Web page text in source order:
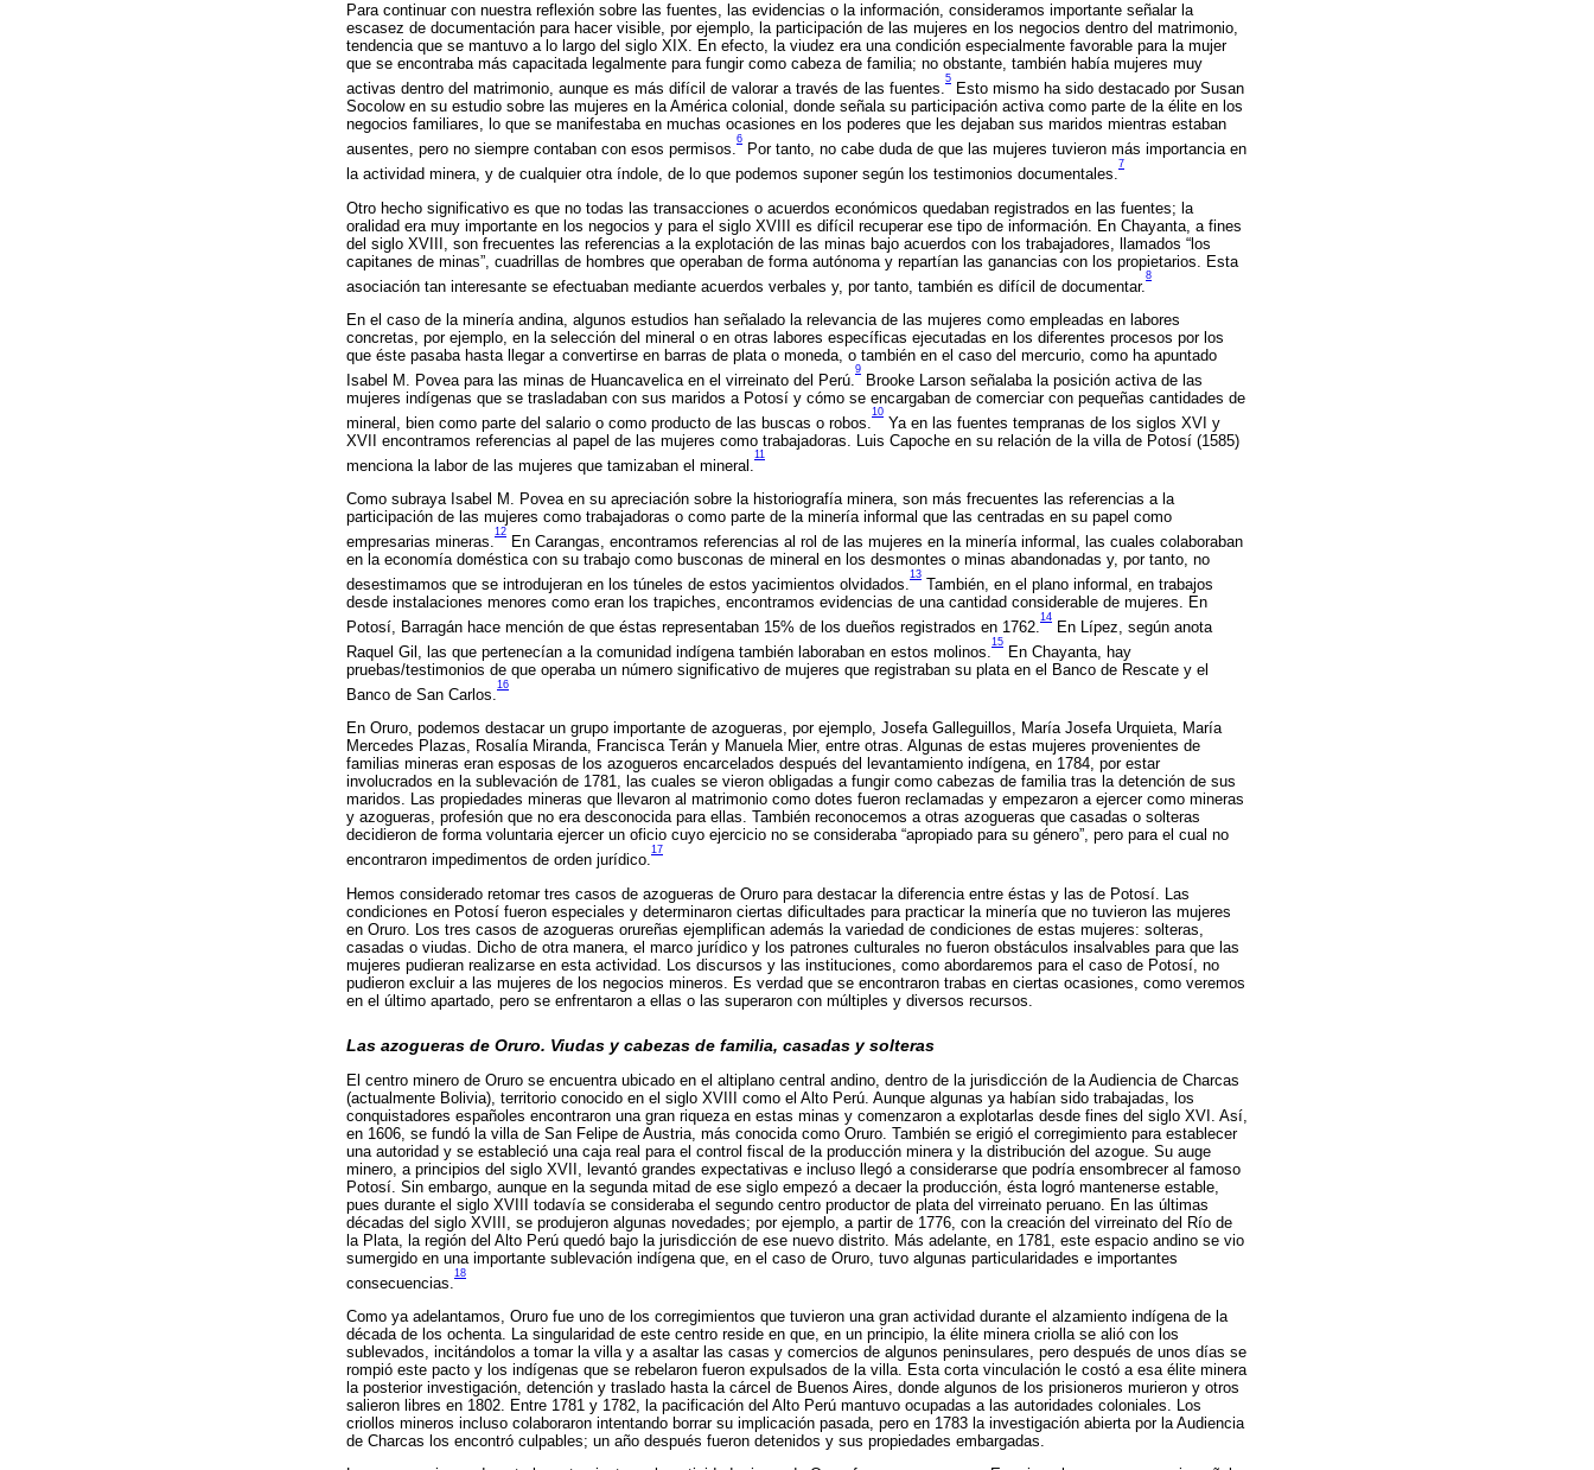
Para continuar con nuestra reflexión sobre las fuentes, las evidencias o la información, consideramos importante señalar la
escasez de documentación para hacer visible, por ejemplo, la participación de las mujeres en los negocios dentro del matrimonio,
tendencia que se mantuvo a lo largo del siglo XIX. En efecto, la viudez era una condición especialmente favorable para la mujer
que se encontraba más capacitada legalmente para fungir como cabeza de familia; no obstante, también había mujeres muy
activas dentro del matrimonio, aunque es más difícil de valorar a través de las fuentes.
5
Esto mismo ha sido destacado por Susan
Socolow en su estudio sobre las mujeres en la América colonial, donde señala su participación activa como parte de la élite en los
negocios familiares, lo que se manifestaba en muchas ocasiones en los poderes que les dejaban sus maridos mientras estaban
ausentes, pero no siempre contaban con esos permisos.
6
Por tanto, no cabe duda de que las mujeres tuvieron más importancia en
la actividad minera, y de cualquier otra índole, de lo que podemos suponer según los testimonios documentales.
7
Otro hecho significativo es que no todas las transacciones o acuerdos económicos quedaban registrados en las fuentes; la
oralidad era muy importante en los negocios y para el siglo XVIII es difícil recuperar ese tipo de información. En Chayanta, a fines
del siglo XVIII, son frecuentes las referencias a la explotación de las minas bajo acuerdos con los trabajadores, llamados “los
capitanes de minas”, cuadrillas de hombres que operaban de forma autónoma y repartían las ganancias con los propietarios. Esta
asociación tan interesante se efectuaban mediante acuerdos verbales y, por tanto, también es difícil de documentar.
8
En el caso de la minería andina, algunos estudios han señalado la relevancia de las mujeres como empleadas en labores
concretas, por ejemplo, en la selección del mineral o en otras labores específicas ejecutadas en los diferentes procesos por los
que éste pasaba hasta llegar a convertirse en barras de plata o moneda, o también en el caso del mercurio, como ha apuntado
Isabel M. Povea para las minas de Huancavelica en el virreinato del Perú.
9
Brooke Larson señalaba la posición activa de las
mujeres indígenas que se trasladaban con sus maridos a Potosí y cómo se encargaban de comerciar con pequeñas cantidades de
mineral, bien como parte del salario o como producto de las buscas o robos.
10
Ya en las fuentes tempranas de los siglos XVI y
XVII encontramos referencias al papel de las mujeres como trabajadoras. Luis Capoche en su relación de la villa de Potosí (1585)
menciona la labor de las mujeres que tamizaban el mineral.
11
Como subraya Isabel M. Povea en su apreciación sobre la historiografía minera, son más frecuentes las referencias a la
participación de las mujeres como trabajadoras o como parte de la minería informal que las centradas en su papel como
empresarias mineras.
12
En Carangas, encontramos referencias al rol de las mujeres en la minería informal, las cuales colaboraban
en la economía doméstica con su trabajo como busconas de mineral en los desmontes o minas abandonadas y, por tanto, no
desestimamos que se introdujeran en los túneles de estos yacimientos olvidados.
13
También, en el plano informal, en trabajos
desde instalaciones menores como eran los trapiches, encontramos evidencias de una cantidad considerable de mujeres. En
Potosí, Barragán hace mención de que éstas representaban 15% de los dueños registrados en 1762.
14
En Lípez, según anota
Raquel Gil, las que pertenecían a la comunidad indígena también laboraban en estos molinos.
15
En Chayanta, hay
pruebas/testimonios de que operaba un número significativo de mujeres que registraban su plata en el Banco de Rescate y el
Banco de San Carlos.
16
En Oruro, podemos destacar un grupo importante de azogueras, por ejemplo, Josefa Galleguillos, María Josefa Urquieta, María
Mercedes Plazas, Rosalía Miranda, Francisca Terán y Manuela Mier, entre otras. Algunas de estas mujeres provenientes de
familias mineras eran esposas de los azogueros encarcelados después del levantamiento indígena, en 1784, por estar
involucrados en la sublevación de 1781, las cuales se vieron obligadas a fungir como cabezas de familia tras la detención de sus
maridos. Las propiedades mineras que llevaron al matrimonio como dotes fueron reclamadas y empezaron a ejercer como mineras
y azogueras, profesión que no era desconocida para ellas. También reconocemos a otras azogueras que casadas o solteras
decidieron de forma voluntaria ejercer un oficio cuyo ejercicio no se consideraba “apropiado para su género”, pero para el cual no
encontraron impedimentos de orden jurídico.
17
Hemos considerado retomar tres casos de azogueras de Oruro para destacar la diferencia entre éstas y las de Potosí. Las
condiciones en Potosí fueron especiales y determinaron ciertas dificultades para practicar la minería que no tuvieron las mujeres
en Oruro. Los tres casos de azogueras orureñas ejemplifican además la variedad de condiciones de estas mujeres: solteras,
casadas o viudas. Dicho de otra manera, el marco jurídico y los patrones culturales no fueron obstáculos insalvables para que las
mujeres pudieran realizarse en esta actividad. Los discursos y las instituciones, como abordaremos para el caso de Potosí, no
pudieron excluir a las mujeres de los negocios mineros. Es verdad que se encontraron trabas en ciertas ocasiones, como veremos
en el último apartado, pero se enfrentaron a ellas o las superaron con múltiples y diversos recursos.
Las azogueras de Oruro. Viudas y cabezas de familia, casadas y solteras
El centro minero de Oruro se encuentra ubicado en el altiplano central andino, dentro de la jurisdicción de la Audiencia de Charcas
(actualmente Bolivia), territorio conocido en el siglo XVIII como el Alto Perú. Aunque algunas ya habían sido trabajadas, los
conquistadores españoles encontraron una gran riqueza en estas minas y comenzaron a explotarlas desde fines del siglo XVI. Así,
en 1606, se fundó la villa de San Felipe de Austria, más conocida como Oruro. También se erigió el corregimiento para establecer
una autoridad y se estableció una caja real para el control fiscal de la producción minera y la distribución del azogue. Su auge
minero, a principios del siglo XVII, levantó grandes expectativas e incluso llegó a considerarse que podría ensombrecer al famoso
Potosí. Sin embargo, aunque en la segunda mitad de ese siglo empezó a decaer la producción, ésta logró mantenerse estable,
pues durante el siglo XVIII todavía se consideraba el segundo centro productor de plata del virreinato peruano. En las últimas
décadas del siglo XVIII, se produjeron algunas novedades; por ejemplo, a partir de 1776, con la creación del virreinato del Río de
la Plata, la región del Alto Perú quedó bajo la jurisdicción de ese nuevo distrito. Más adelante, en 1781, este espacio andino se vio
sumergido en una importante sublevación indígena que, en el caso de Oruro, tuvo algunas particularidades e importantes
consecuencias.
18
Como ya adelantamos, Oruro fue uno de los corregimientos que tuvieron una gran actividad durante el alzamiento indígena de la
década de los ochenta. La singularidad de este centro reside en que, en un principio, la élite minera criolla se alió con los
sublevados, incitándolos a tomar la villa y a asaltar las casas y comercios de algunos peninsulares, pero después de unos días se
rompió este pacto y los indígenas que se rebelaron fueron expulsados de la villa. Esta corta vinculación le costó a esa élite minera
la posterior investigación, detención y traslado hasta la cárcel de Buenos Aires, donde algunos de los prisioneros murieron y otros
salieron libres en 1802. Entre 1781 y 1782, la pacificación del Alto Perú mantuvo ocupadas a las autoridades coloniales. Los
criollos mineros incluso colaboraron intentando borrar su implicación pasada, pero en 1783 la investigación abierta por la Audiencia
de Charcas los encontró culpables; un año después fueron detenidos y sus propiedades embargadas.